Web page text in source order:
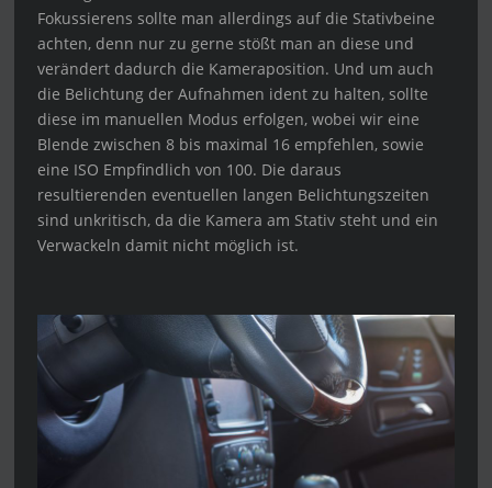
Fokussierens sollte man allerdings auf die Stativbeine
achten, denn nur zu gerne stößt man an diese und
verändert dadurch die Kameraposition. Und um auch
die Belichtung der Aufnahmen ident zu halten, sollte
diese im manuellen Modus erfolgen, wobei wir eine
Blende zwischen 8 bis maximal 16 empfehlen, sowie
eine ISO Empfindlich von 100. Die daraus
resultierenden eventuellen langen Belichtungszeiten
sind unkritisch, da die Kamera am Stativ steht und ein
Verwackeln damit nicht möglich ist.